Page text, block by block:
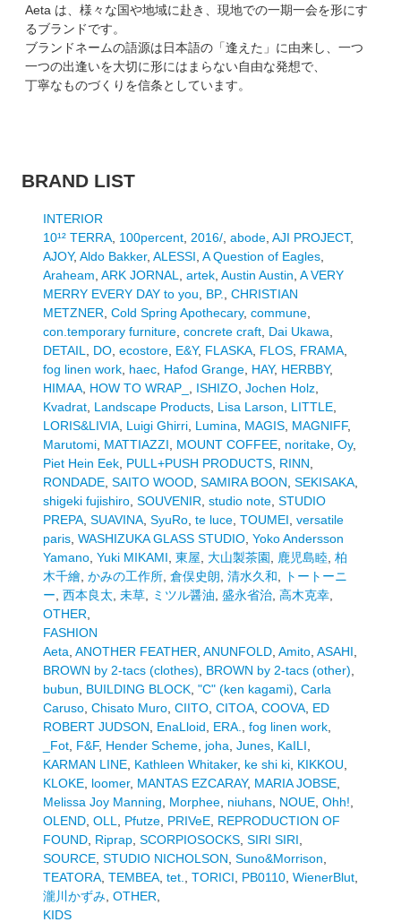
Aeta は、様々な国や地域に赴き、現地での一期一会を形にす
るブランドです。
ブランドネームの語源は日本語の「逢えた」に由来し、一つ
一つの出逢いを大切に形にはまらない自由な発想で、
丁寧なものづくりを信条としています。
BRAND LIST
INTERIOR
10¹² TERRA, 100percent, 2016/, abode, AJI PROJECT,
AJOY, Aldo Bakker, ALESSI A Question of Eagles,
Araheam ARK JORNAL artek, Austin Austin A VERY
MERRY EVERY DAY to you
BP.
CHRISTIAN
METZNER Cold Spring Apothecary, commune,
con.temporary furniture, concrete craft, Dai Ukawa
DETAIL
DO, ecostore, E&Y, FLASKA, FLOS, FRAMA,
fog linen work, haec, Hafod Grange, HAY, HERBBY,
HIMAA, HOW TO WRAP_ ISHIZO, Jochen Holz,
Kvadrat, Landscape Products, Lisa Larson LITTLE,
LORIS&LIVIA, Luigi Ghirri, Lumina MAGIS, MAGNIFF,
Marutomi, MATTIAZZI MOUNT COFFEE, noritake, Oy,
Piet Hein Eek, PULL+PUSH PRODUCTS, RINN
RONDADE, SAITO WOOD, SAMIRA BOON SEKISAKA,
shigeki fujishiro, SOUVENIR studio note, STUDIO
PREPA, SUAVINA, SyuRo, te luce, TOUMEI versatile
paris, WASHIZUKA GLASS STUDIO, Yoko Andersson
Yamano, Yuki MIKAMI 東屋 大山製茶園 鹿児島睦, 柏
木千繪, かみの工作所, 倉俣史朗 清水久和
トートーニ
ー 西本良太 未草, ミツル醤油 盛永省治, 高木克幸,
OTHER
FASHION
Aeta ANOTHER FEATHER ANUNFOLD, Amito, ASAHI
BROWN by 2-tacs (clothes)
BROWN by 2-tacs (other)
bubun
BUILDING BLOCK, "C" (ken kagami) Carla
Caruso, Chisato Muro, CIITO, CITOA, COOVA, ED
ROBERT JUDSON
EnaLloid ERA. fog linen work,
_Fot, F&F, Hender Scheme, joha Junes, KaILI
KARMAN LINE, Kathleen Whitaker, ke shi ki, KIKKOU
KLOKE, loomer, MANTAS EZCARAY, MARIA JOBSE,
Melissa Joy Manning
Morphee, niuhans, NOUE, Ohh!
OLEND, OLL Pfutze, PRIVeE, REPRODUCTION OF
FOUND, Riprap, SCORPIOSOCKS, SIRI SIRI
SOURCE, STUDIO NICHOLSON Suno&Morrison
TEATORA, TEMBEA, tet. TORICI PB0110, WienerBlut,
瀧川かずみ, OTHER
KIDS